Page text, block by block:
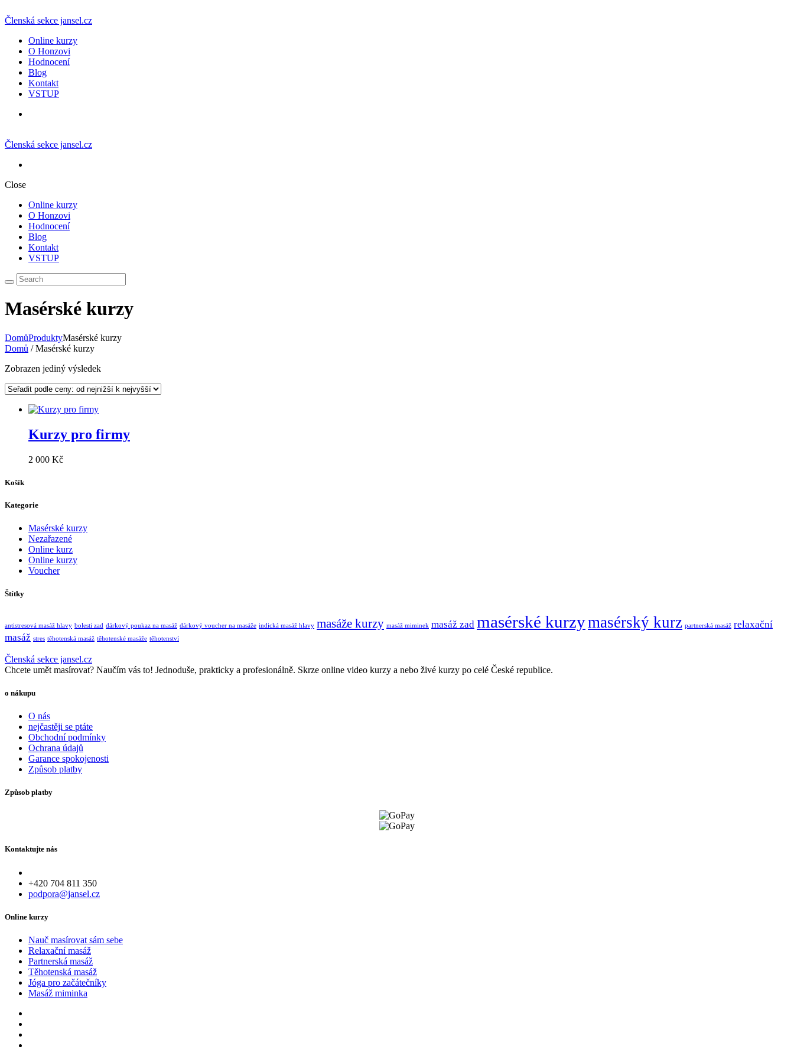
Členská sekce jansel.cz
Online kurzy
O Honzovi
Hodnocení
Blog
Kontakt
VSTUP
Členská sekce jansel.cz
Close
Online kurzy
O Honzovi
Hodnocení
Blog
Kontakt
VSTUP
Masérské kurzy
DomůProduktyMasérské kurzy
Domů / Masérské kurzy
Zobrazen jediný výsledek
Kurzy pro firmy
2 000 Kč
Košík
Kategorie
Masérské kurzy
Nezařazené
Online kurz
Online kurzy
Voucher
Štítky
antistresová masáž hlavy bolesti zad dárkový poukaz na masáž dárkový voucher na masáže indická masáž hlavy masáže kurzy masáž miminek masáž zad masérské kurzymasérský kurz partnerská masáž relaxační
masáž stres těhotenská masáž těhotenské masáže těhotenství
Členská sekce jansel.cz
Chcete umět masírovat? Naučím vás to! Jednoduše, prakticky a profesionálně. Skrze online video kurzy a nebo živé kurzy po celé České republice.
o nákupu
O nás
nejčastěji se ptáte
Obchodní podmínky
Ochrana údajů
Garance spokojenosti
Způsob platby
Způsob platby
Kontaktujte nás
+420 704 811 350
podpora@jansel.cz
Online kurzy
Nauč masírovat sám sebe
Relaxační masáž
Partnerská masáž
Těhotenská masáž
Jóga pro začátečníky
Masáž miminka